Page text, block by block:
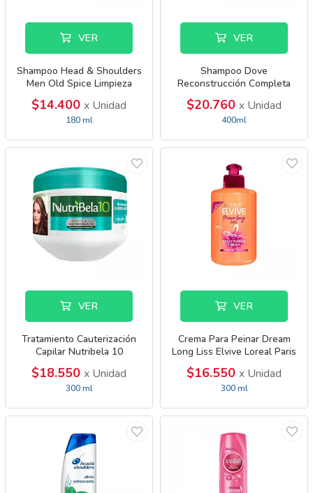
VER
Shampoo Head & Shoulders
Men Old Spice Limpieza
$14.400 x Unidad
180 ml
VER
Shampoo Dove
Reconstrucción Completa
$20.760 x Unidad
400ml
VER
Tratamiento Cauterización
Capilar Nutribela 10
$18.550 x Unidad
300 ml
VER
Crema Para Peinar Dream
Long Liss Elvive Loreal Paris
$16.550 x Unidad
300 ml